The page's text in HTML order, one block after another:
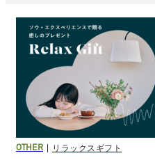
OTHER リラックスギフト